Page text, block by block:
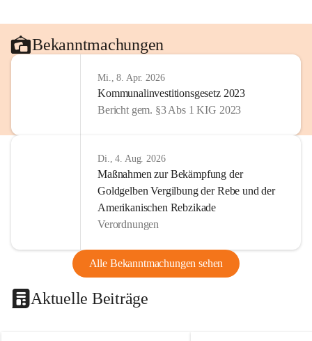
Bekanntmachungen
Mi., 8. Apr. 2026
Kommunalinvestitionsgesetz 2023
Bericht gem. §3 Abs 1 KIG 2023
Di., 4. Aug. 2026
Maßnahmen zur Bekämpfung der
Goldgelben Vergilbung der Rebe und der
Amerikanischen Rebzikade
Verordnungen
Alle Bekanntmachungen sehen
Aktuelle Beiträge